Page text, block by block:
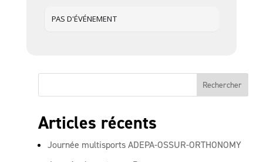
PAS D'ÉVÉNEMENT
Articles récents
Journée multisports ADEPA-OSSUR-ORTHONOMY